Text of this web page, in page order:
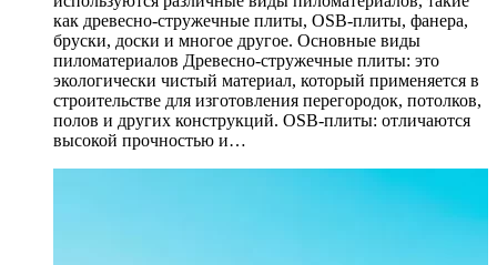
как древесно-стружечные плиты, OSB-плиты, фанера,
бруски, доски и многое другое. Основные виды
пиломатериалов Древесно-стружечные плиты: это
экологически чистый материал, который применяется в
строительстве для изготовления перегородок, потолков,
полов и других конструкций. OSB-плиты: отличаются
высокой прочностью и…